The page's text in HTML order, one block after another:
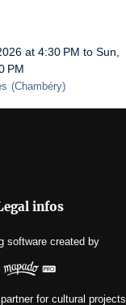
at 4:30 PM to Sun,
PM
(Chambéry)
infos
software created by
for cultural projects